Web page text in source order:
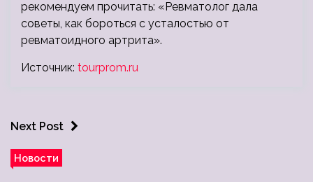
рекомендуем прочитать: «Ревматолог дала
советы, как бороться с усталостью от
ревматоидного артрита».
Источник: tourprom.ru
Next Post
Новости